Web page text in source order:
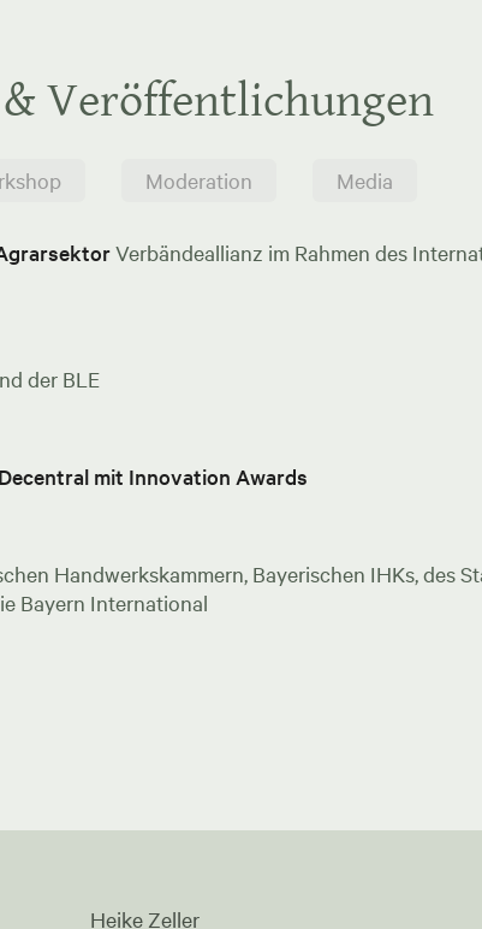
Veröffentlichungen
Moderation Media
Verbändeallianz im Rahmen des
der BLE
mit Innovation Awards
Handwerkskammern, Bayerischen IHKs, des
Bayern International
Heike Zeller